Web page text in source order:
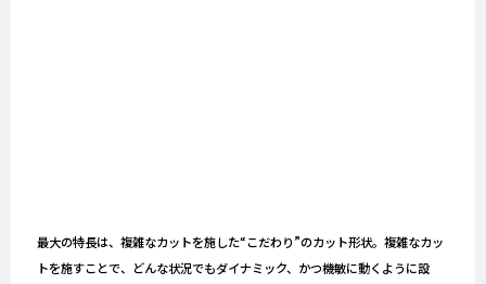
最大の特長は、複雑なカットを施した“こだわり”のカット形状。複雑なカッ
トを施すことで、どんな状況でもダイナミック、かつ機敏に動くように設